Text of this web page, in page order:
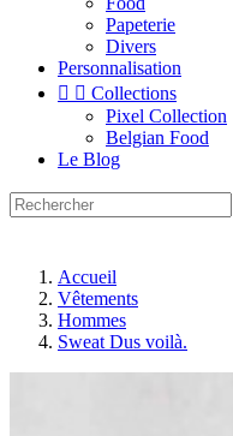
Papeterie
Divers
Personnalisation
  Collections
Pixel Collection
Belgian Food
Le Blog
Accueil
Vêtements
Hommes
Sweat Dus voilà.